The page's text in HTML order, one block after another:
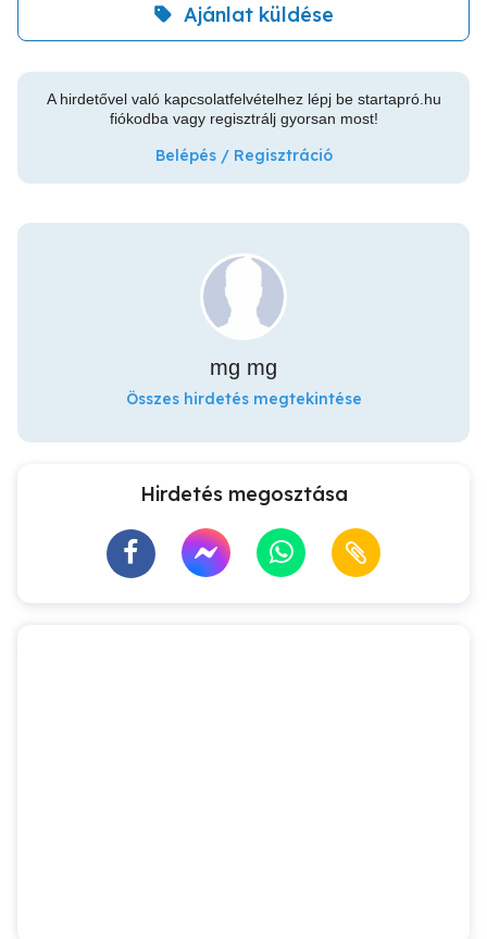
Ajánlat küldése
A hirdetővel való kapcsolatfelvételhez lépj be startapró.hu
fiókodba vagy regisztrálj gyorsan most!
Belépés / Regisztráció
mg mg
Összes hirdetés megtekintése
Hirdetés megosztása